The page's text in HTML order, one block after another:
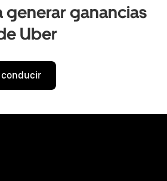
generar ganancias
Uber